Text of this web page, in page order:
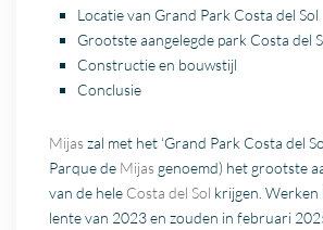
Locatie van Grand Park Costa del Sol
Grootste aangelegde park Costa del
Constructie en bouwstijl
Conclusie
Mijaszal met het ‘Grand Park Costa del
Parque de Mijas genoemd) het grootste
van de hele Costa del Sol krijgen. Werken
lente van 2023 en zouden in februari